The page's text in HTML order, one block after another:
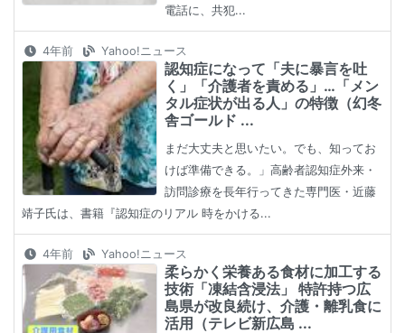
電話に、共犯...
4年前 Yahoo!ニュース
認知症になって「夫に暴言を吐
く」「介護者を責める」…「メン
タル症状が出る人」の特徴（幻冬
舎ゴールド ...
まだ大丈夫と思いたい。でも、知ってお
けば準備できる。」高齢者認知症外来・
訪問診療を長年行ってきた専門医・近藤
靖子氏は、書籍『認知症のリアル 時をかける...
4年前 Yahoo!ニュース
柔らかく栄養ある食材に加工する
技術「凍結含浸法」 特許持つ広
島県が改良続け、介護・離乳食に
活用（テレビ新広島 ...